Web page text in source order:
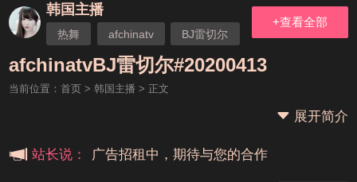
韩国主播
热舞 afchinatv BJ雷切尔
+查看全部
afchinatvBJ雷切尔#20200413
当前位置： 首页> 韩国主播 > 正文
展开简介
站长说：
本站大事件(19j网站发展历程)
广告招租中，期待与您的合作